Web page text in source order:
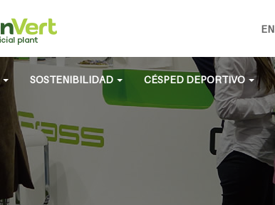
EN
SOSTENIBILIDAD CÉSPED DEPORTIVO